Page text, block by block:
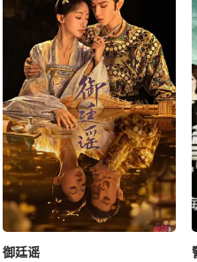
御廷谣